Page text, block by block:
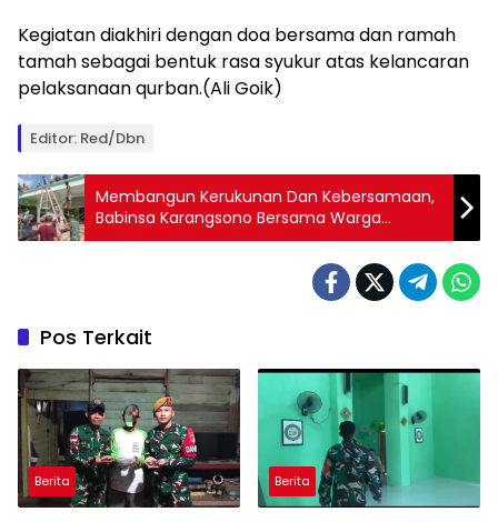
Kegiatan diakhiri dengan doa bersama dan ramah
tamah sebagai bentuk rasa syukur atas kelancaran
pelaksanaan qurban.(Ali Goik)
Editor: Red/Dbn
Membangun Kerukunan Dan Kebersamaan,
Babinsa Karangsono Bersama Warga
Gotong Royong Perehaban Masjid Baitun Nur
Pos Terkait
Berita Berita